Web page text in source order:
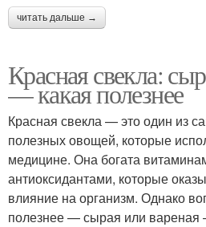
читать дальше →
Красная свекла:
— какая полезнее
Красная свекла — это один из
полезных овощей, которые
медицине. Она богата
антиоксидантами, которые
влияние на организм. Однако
полезнее — сырая или вареная